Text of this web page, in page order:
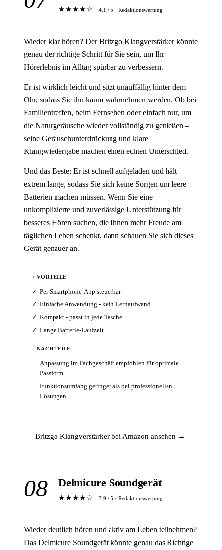
★★★★☆ 4.1 / 5 · Redaktionswertung
Wieder klar hören? Der Britzgo Klangverstärker könnte
genau der richtige Schritt für Sie sein, um Ihr
Hörerlebnis im Alltag spürbar zu verbessern.
Er ist wirklich leicht und sitzt unauffällig hinter dem
Ohr, sodass Sie ihn kaum wahrnehmen werden. Ob bei
Familientreffen, beim Fernsehen oder einfach nur, um
die Naturgeräusche wieder vollständig zu genießen –
seine Geräuschunterdrückung und klare
Klangwiedergabe machen einen echten Unterschied.
Und das Beste: Er ist schnell aufgeladen und hält
extrem lange, sodass Sie sich keine Sorgen um leere
Batterien machen müssen. Wenn Sie eine
unkomplizierte und zuverlässige Unterstützung für
besseres Hören suchen, die Ihnen mehr Freude am
täglichen Leben schenkt, dann schauen Sie sich dieses
Gerät genauer an.
+ VORTEILE
Per Smartphone-App steuerbar
Einfache Anwendung - kein Lernaufwand
Kompakt - passt in jede Tasche
Lange Batterie-Laufzeit
− NACHTEILE
Anpassung im Fachgeschäft empfohlen für optimale
Passform
Funktionsumfang geringer als bei professionellen
Lösungen
Britzgo Klangverstärker bei Amazon ansehen →
08 Delmicure Soundgerät
★★★★☆ 3.9 / 5 · Redaktionswertung
Wieder deutlich hören und aktiv am Leben teilnehmen?
Das Delmicure Soundgerät könnte genau das Richtige